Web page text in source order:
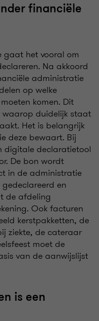
financiële
gaat het vooral om
Na akkoord
administratie
op welke
komen. Dit
duidelijk staat
Het is belangrijk
deze bewaart. Bij
digitale declaratietool
De bon wordt
in de administratie
en
de afdeling
Ook facturen
kerstpakketten, de
ziekte, de cateraar
moet de
van de aanwijslijst
is een